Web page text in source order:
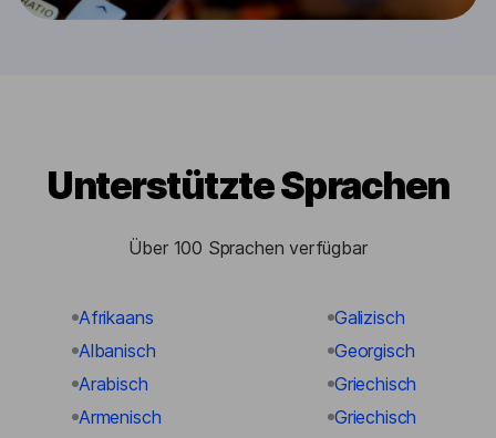
Unterstützte Sprachen
Über 100 Sprachen verfügbar
Afrikaans
Albanisch
Arabisch
Armenisch
Galizisch
Georgisch
Griechisch
Griechisch